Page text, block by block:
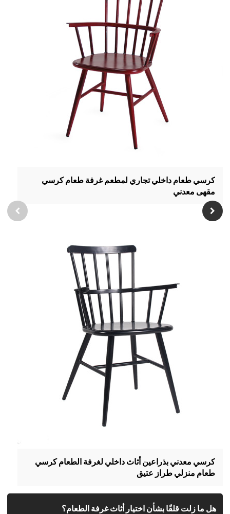
كرسي طعام داخلي تجاري لمطعم غرفة طعام كرسي
مقهى معدني
كرسي معدني بذراعين أثاث داخلي لغرفة الطعام كرسي
طعام منزلي طراز عتيق
هل ما زلت قلقًا بشأن اختيار أثاث غرفة الطعام؟